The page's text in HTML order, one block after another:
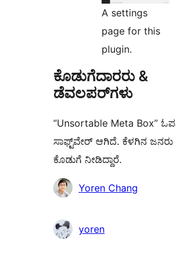
A settings
page for this
plugin.
ಕೊಡುಗೆದಾರರು &
ಡೆವಲಪರ್‌ಗಳು
“Unsortable Meta Box”
ಸಾಫ್ಟ್‌ವೇರ್ ಆಗಿದೆ. ಕೆಳಗಿನ
ಕೊಡುಗೆ ನೀಡಿದ್ದಾರೆ.
ಕೊಡುಗೆದಾರರುYoren Chang
yoren